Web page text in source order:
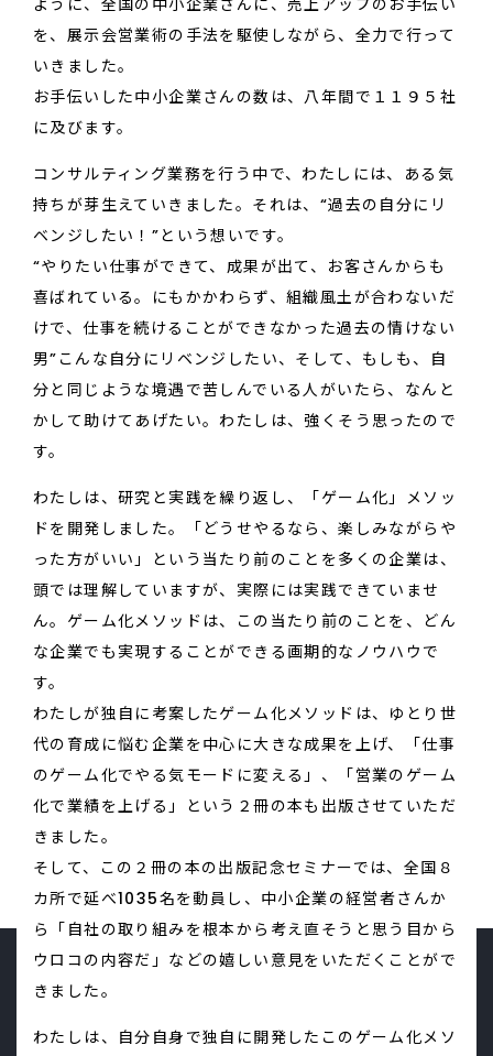
ように、全国の中小企業さんに、売上アップのお手伝い
を、展示会営業術の手法を駆使しながら、全力で行って
いきました。
お手伝いした中小企業さんの数は、八年間で１１９５社
に及びます。
コンサルティング業務を行う中で、わたしには、ある気
持ちが芽生えていきました。それは、“過去の自分にリ
ベンジしたい！”という想いです。
“やりたい仕事ができて、成果が出て、お客さんからも
喜ばれている。にもかかわらず、組織風土が合わないだ
けで、仕事を続けることができなかった過去の情けない
男”こんな自分にリベンジしたい、そして、もしも、自
分と同じような境遇で苦しんでいる人がいたら、なんと
かして助けてあげたい。わたしは、強くそう思ったので
す。
わたしは、研究と実践を繰り返し、「ゲーム化」メソッ
ドを開発しました。「どうせやるなら、楽しみながらや
った方がいい」という当たり前のことを多くの企業は、
頭では理解していますが、実際には実践できていませ
ん。ゲーム化メソッドは、この当たり前のことを、どん
な企業でも実現することができる画期的なノウハウで
す。
わたしが独自に考案したゲーム化メソッドは、ゆとり世
代の育成に悩む企業を中心に大きな成果を上げ、「仕事
のゲーム化でやる気モードに変える」、「営業のゲーム
化で業績を上げる」という２冊の本も出版させていただ
きました。
そして、この２冊の本の出版記念セミナーでは、全国８
カ所で延べ1035名を動員し、中小企業の経営者さんか
ら「自社の取り組みを根本から考え直そうと思う目から
ウロコの内容だ」などの嬉しい意見をいただくことがで
きました。
わたしは、自分自身で独自に開発したこのゲーム化メソ